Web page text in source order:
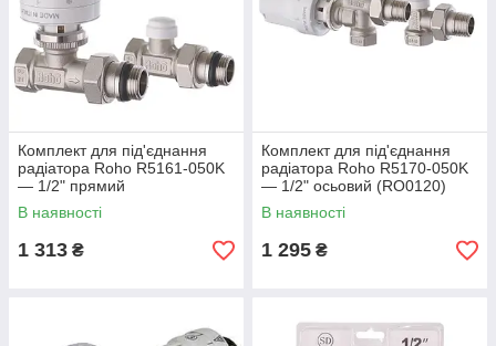
Комплект для під'єднання
радіатора Roho R5161-050K
— 1/2" прямий
(антипротечка) (RO0119)
В наявності
1 313 ₴
Комплект для під'єднання
радіатора Roho R5170-050K
— 1/2" осьовий (RO0120)
В наявності
1 295 ₴